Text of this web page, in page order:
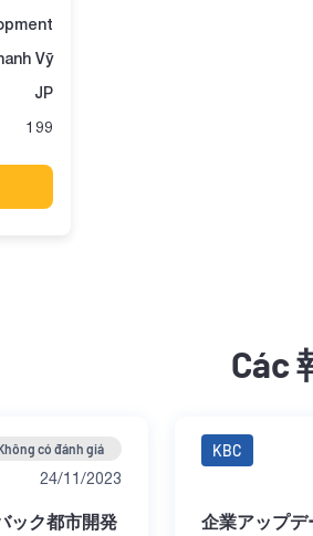
Vỹ
JP
199
Các
có đánh giá
24/11/2023
ック都市開発
KBC
企業アップ